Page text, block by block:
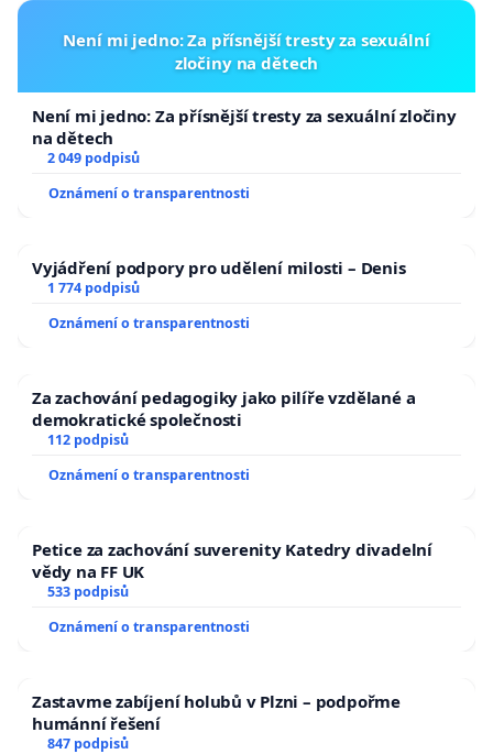
Není mi jedno: Za přísnější tresty za sexuální
zločiny na dětech
Není mi jedno: Za přísnější tresty za sexuální zločiny
na dětech
2 049 podpisů
Oznámení o transparentnosti
Vyjádření podpory pro udělení milosti – Denis
1 774 podpisů
Oznámení o transparentnosti
Za zachování pedagogiky jako pilíře vzdělané a
demokratické společnosti
112 podpisů
Oznámení o transparentnosti
Petice za zachování suverenity Katedry divadelní
vědy na FF UK
533 podpisů
Oznámení o transparentnosti
Zastavme zabíjení holubů v Plzni – podpořme
humánní řešení
847 podpisů